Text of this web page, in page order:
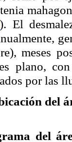
). El
meses
plano,
por las
del
del